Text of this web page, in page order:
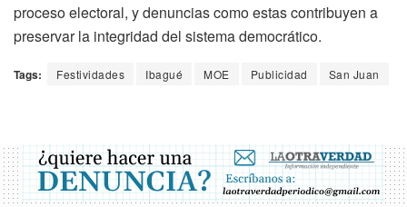
proceso electoral, y denuncias como estas contribuyen a
preservar la integridad del sistema democrático.
Tags: Festividades Ibagué MOE Publicidad San Juan